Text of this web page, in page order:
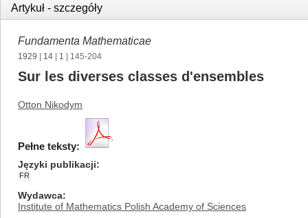
Artykuł - szczegóły
Fundamenta Mathematicae
1929 14 1 | 145-204
Sur les diverses classes d'ensembles
Otton Nikodym
Pełne teksty:
Języki publikacji
FR
Wydawca
Institute of Mathematics Polish Academy of Sciences